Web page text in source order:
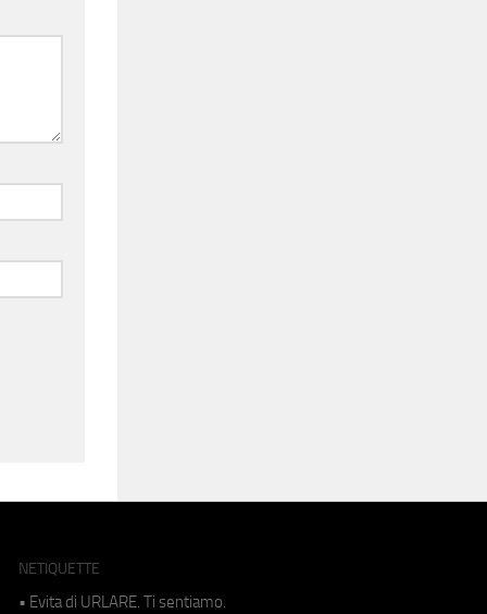
NETIQUETTE
• Evita di URLARE. Ti sentiamo.